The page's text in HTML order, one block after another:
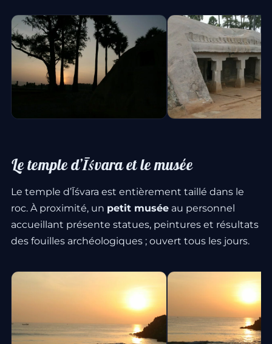
Le temple d’Īśvara et le musée
Le temple d’Īśvara est entièrement taillé dans le
roc. À proximité, un petit musée au personnel
accueillant présente statues, peintures et résultats
des fouilles archéologiques ; ouvert tous les jours.